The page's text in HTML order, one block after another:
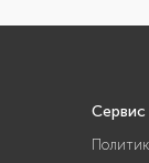
Сервис